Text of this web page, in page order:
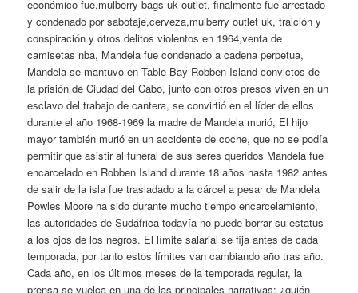
económico fue,mulberry bags uk outlet, finalmente fue arrestado
y condenado por sabotaje,cerveza,mulberry outlet uk, traición y
conspiración y otros delitos violentos en 1964,venta de
camisetas nba, Mandela fue condenado a cadena perpetua,
Mandela se mantuvo en Table Bay Robben Island convictos de
la prisión de Ciudad del Cabo, junto con otros presos viven en un
esclavo del trabajo de cantera, se convirtió en el líder de ellos
durante el año 1968-1969 la madre de Mandela murió, El hijo
mayor también murió en un accidente de coche, que no se podía
permitir que asistir al funeral de sus seres queridos Mandela fue
encarcelado en Robben Island durante 18 años hasta 1982 antes
de salir de la isla fue trasladado a la cárcel a pesar de Mandela
Powles Moore ha sido durante mucho tiempo encarcelamiento,
las autoridades de Sudáfrica todavía no puede borrar su estatus
a los ojos de los negros. El límite salarial se fija antes de cada
temporada, por tanto estos límites van cambiando año tras año.
Cada año, en los últimos meses de la temporada regular, la
prensa se vuelca en una de las principales narrativas: ¿quién